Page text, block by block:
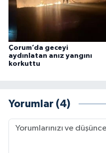
Çorum’da geceyi
aydınlatan anız yangını
korkuttu
Yorumlar (4)